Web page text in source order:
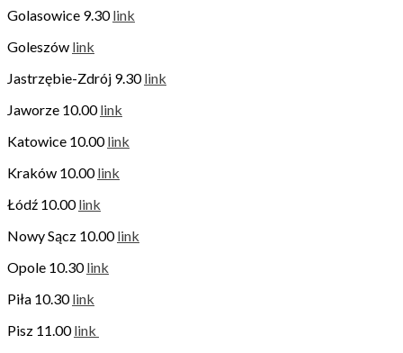
Golasowice 9.30link
Goleszów link
Jastrzębie-Zdrój 9.30link
Jaworze 10.00link
Katowice 10.00link
Kraków 10.00link
Łódź 10.00link
Nowy Sącz 10.00link
Opole 10.30link
Piła 10.30link
Pisz 11.00link